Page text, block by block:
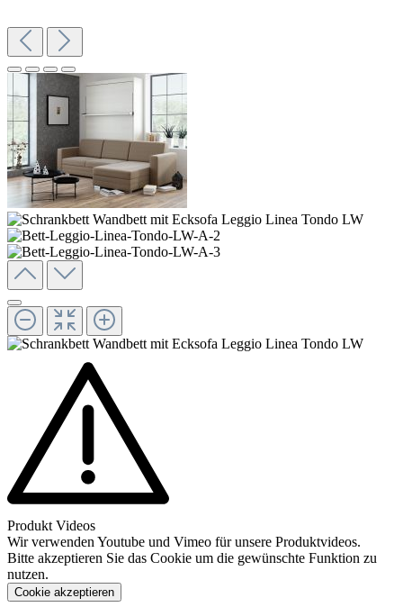
Produkt Videos
Wir verwenden Youtube und Vimeo für unsere Produktvideos.
Bitte akzeptieren Sie das Cookie um die gewünschte Funktion zu
nutzen.
Cookie akzeptieren